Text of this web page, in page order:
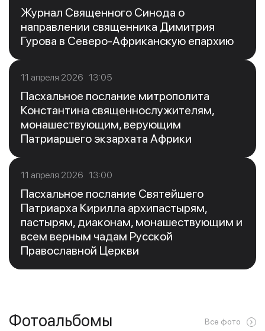
Журнал Священного Синода о
направлении священника Димитрия
Гурова в Северо-Африканскую епархию
11 апреля 2026 13:05
Пасхальное послание митрополита
Константина священнослужителям,
монашествующим, верующим
Патриаршего экзархата Африки
11 апреля 2026 13:00
Пасхальное послание Святейшего
Патриарха Кирилла архипастырям,
пастырям, диаконам, монашествующим и
всем верным чадам Русской
Православной Церкви
Фотоальбомы Все фото